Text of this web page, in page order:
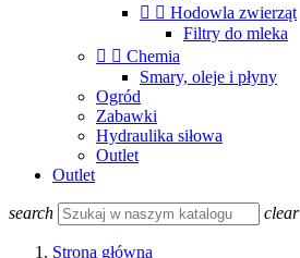
  Hodowla zwierząt
Filtry do mleka
  Chemia
Smary, oleje i płyny
Ogród
Zabawki
Hydraulika siłowa
Outlet
Outlet
search clear
Strona główna